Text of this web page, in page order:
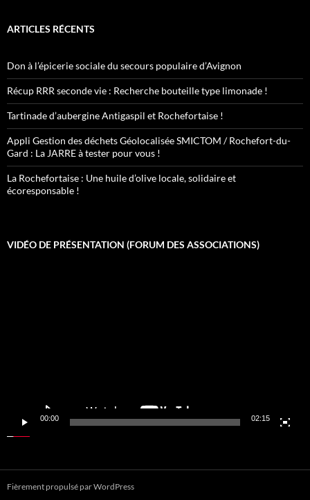
ARTICLES RÉCENTS
Don à l’épicerie sociale du secours populaire d’Avignon
Récup RRR seconde vie : Recherche bouteille type limonade !
Tartinade d’aubergine Antigaspil et Rochefortaise !
Appli Gestion des déchets Géolocalisée SMICTOM / Rochefort-du-
Gard : La JARRE à tester pour vous !
La Rochefortaise : Une huile d’olive locale, solidaire et
écoresponsable !
VIDÉO DE PRÉSENTATION (FORUM DES ASSOCIATIONS)
00:00 02:15
Fièrement propulsé par WordPress